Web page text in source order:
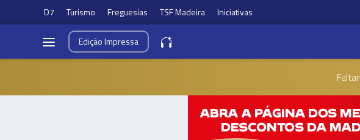
D7 Turismo Freguesias TSF Madeira Iniciativas
EdiçãoImpressa